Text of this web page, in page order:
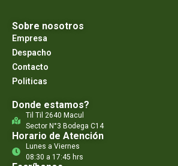
Sobre nosotros
Empresa
Despacho
Contacto
Politicas
Donde estamos?
Til Til 2640 Macul
Sector N°3 Bodega C14
Horario de Atención
Lunes a Viernes
08:30 a 17:45 hrs